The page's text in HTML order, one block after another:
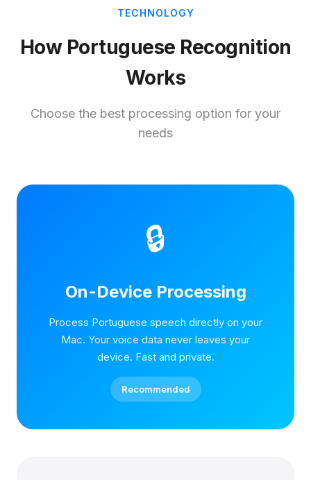
TECHNOLOGY
How Portuguese Recognition
Works
Choose the best processing option for your
needs
🔒
On-Device Processing
Process Portuguese speech directly on your
Mac. Your voice data never leaves your
device. Fast and private.
Recommended